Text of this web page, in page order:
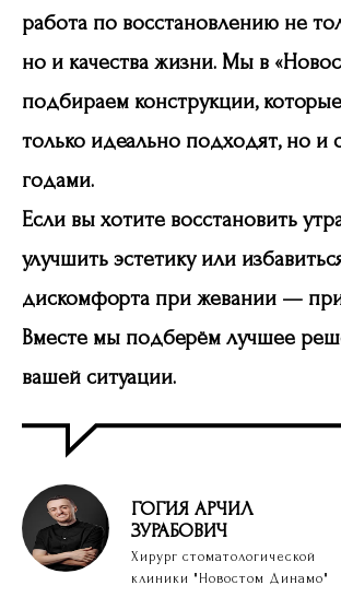
работа по восстановлению не
но и качества жизни. Мы в
подбираем конструкции,
только идеально подходят, но и
годами.
Если вы хотите восстановить
улучшить эстетику или
дискомфорта при жевании —
Вместе мы подберём лучшее
вашей ситуации.
ГОГИЯ АРЧИЛ
ЗУРАБОВИЧ
Хирург стоматологической
клиники "Новостом Динамо"
Часто задаваемые
вопросы